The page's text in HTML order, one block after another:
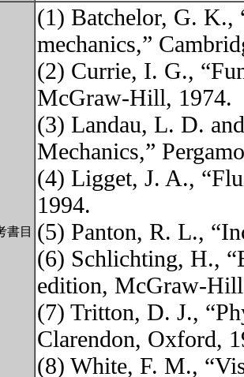
書目
(1) Batchelor, G.
mechanics,”
(2) Currie, I. G.,
McGraw-Hill, 1974.
(3) Landau, L. D.
Mechanics,”
(4) Ligget, J. A.,
1994.
(5) Panton, R. L.,
(6) Schlichting, H.,
edition, McGraw-
(7) Tritton, D. J.,
Clarendon, Oxford,
(8) White, F. M.,